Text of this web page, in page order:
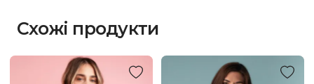
Схожі продукти